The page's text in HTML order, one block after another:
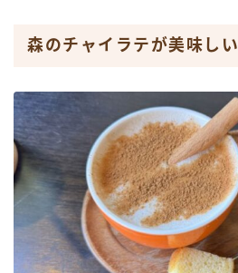
森のチャイラテが美味しい